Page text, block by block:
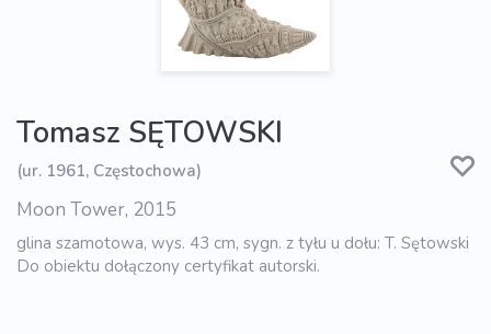
Tomasz SĘTOWSKI
(ur. 1961, Częstochowa)
Moon Tower, 2015
glina szamotowa, wys. 43 cm, sygn. z tyłu u dołu: T. Sętowski
Do obiektu dołączony certyfikat autorski.